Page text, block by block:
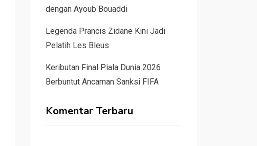
dengan Ayoub Bouaddi
Legenda Prancis Zidane Kini Jadi
Pelatih Les Bleus
Keributan Final Piala Dunia 2026
Berbuntut Ancaman Sanksi FIFA
Komentar Terbaru